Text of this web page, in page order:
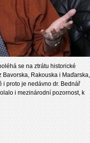
se na ztrátu historické
Rakouska i Maďarska,
i proto je nedávno dr. Bednář
i mezinárodní pozornost, k